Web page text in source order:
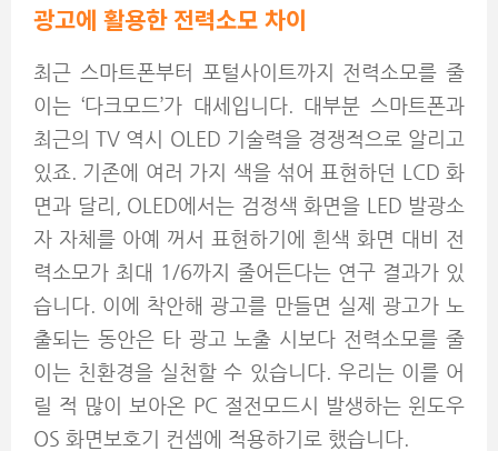
광고에 활용한 전력소모 차이
최근 스마트폰부터 포털사이트까지 전력소모를 줄
이는 ‘다크모드’가 대세입니다. 대부분 스마트폰과
최근의 TV 역시 OLED 기술력을 경쟁적으로 알리고
있죠. 기존에 여러 가지 색을 섞어 표현하던 LCD 화
면과 달리, OLED에서는 검정색 화면을 LED 발광소
자 자체를 아예 꺼서 표현하기에 흰색 화면 대비 전
력소모가 최대 1/6까지 줄어든다는 연구 결과가 있
습니다. 이에 착안해 광고를 만들면 실제 광고가 노
출되는 동안은 타 광고 노출 시보다 전력소모를 줄
이는 친환경을 실천할 수 있습니다. 우리는 이를 어
릴 적 많이 보아온 PC 절전모드시 발생하는 윈도우
OS 화면보호기 컨셉에 적용하기로 했습니다.